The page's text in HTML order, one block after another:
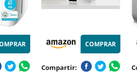
COMPRAR
Compartir: